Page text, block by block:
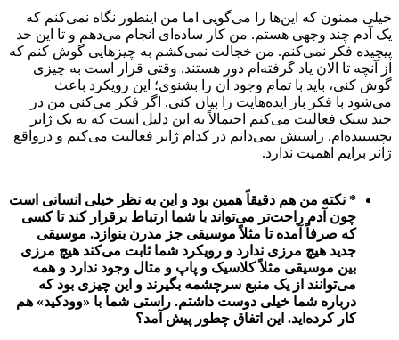
خیلی ممنون که این‌ها را می‌گویی اما من اینطور نگاه نمی‌کنم که
یک آدم چند وجهی هستم. من کار ساده‌ای انجام می‌دهم و تا این حد
پیچیده فکر نمی‌کنم. من خجالت نمی‌کشم به چیزهایی گوش کنم که
از آنچه تا الان یاد گرفته‌ام دور هستند. وقتی قرار است به چیزی
گوش کنی، باید با تمام وجود آن را بشنوی؛ این رویکرد باعث
می‌شود با فکر باز ایده‌هایت را بیان کنی. اگر فکر می‌کنی من در
چند سبک فعالیت می‌کنم احتمالاً به این دلیل است که به یک ژانر
نچسبیده‌ام. راستش نمی‌دانم در کدام ژانر فعالیت می‌کنم و درواقع
ژانر برایم اهمیت ندارد.
* نکته من هم دقیقاً همین بود و این به نظر خیلی انسانی است
چون آدم راحت‌تر می‌تواند با شما ارتباط برقرار کند تا کسی
که صرفاً آمده تا مثلاً موسیقی جز مدرن بنوازد. موسیقی
جدید هیچ مرزی ندارد و رویکرد شما ثابت می‌کند هیچ مرزی
بین موسیقی مثلاً کلاسیک و پاپ و متال وجود ندارد و همه
می‌توانند از یک منبع سرچشمه بگیرند و این چیزی بود که
درباره شما خیلی دوست داشتم. راستی شما با «وودکید» هم
کار کرده‌اید. این اتفاق چطور پیش آمد؟